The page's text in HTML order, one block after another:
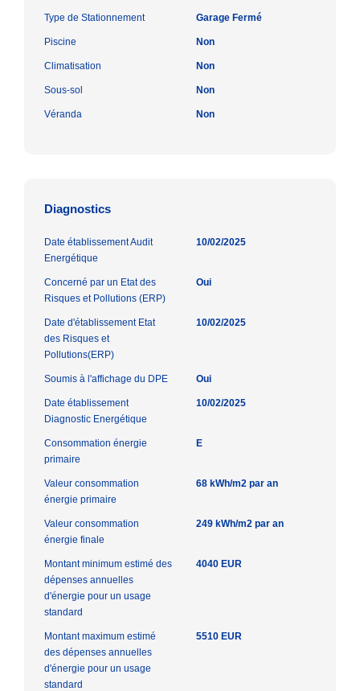
Type de Stationnement Garage Fermé
Piscine Non
Climatisation Non
Sous-sol Non
Véranda Non
Diagnostics
Date établissement Audit
Energétique
10/02/2025
Concerné par un Etat des
Risques et Pollutions (ERP)
Oui
Date d'établissement Etat
des Risques et
Pollutions(ERP)
10/02/2025
Soumis à l'affichage du DPE Oui
Date établissement
Diagnostic Energétique
10/02/2025
Consommation énergie
primaire
E
Valeur consommation
énergie primaire
68 kWh/m2 par an
Valeur consommation
énergie finale
249 kWh/m2 par an
Montant minimum estimé des
dépenses annuelles
d'énergie pour un usage
standard
4040 EUR
Montant maximum estimé
des dépenses annuelles
d'énergie pour un usage
standard
5510 EUR